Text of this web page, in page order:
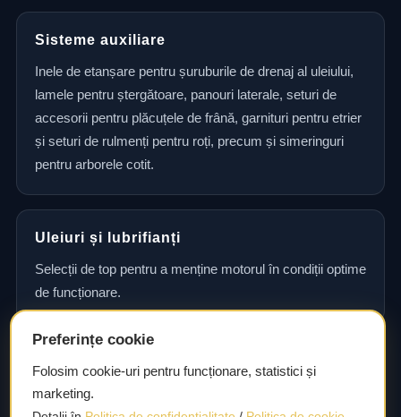
Sisteme auxiliare
Inele de etanșare pentru șuruburile de drenaj al uleiului,
lamele pentru ștergătoare, panouri laterale, seturi de
accesorii pentru plăcuțele de frână, garnituri pentru etrier
și seturi de rulmenți pentru roți, precum și simeringuri
pentru arborele cotit.
Uleiuri și lubrifianți
Selecții de top pentru a menține motorul în condiții optime
de funcționare.
Consultanță și asistență tehnică
Consultanță și asistență tehnică pentru alegerea pieselor
Preferințe cookie
Folosim cookie-uri pentru funcționare, statistici și
marketing.